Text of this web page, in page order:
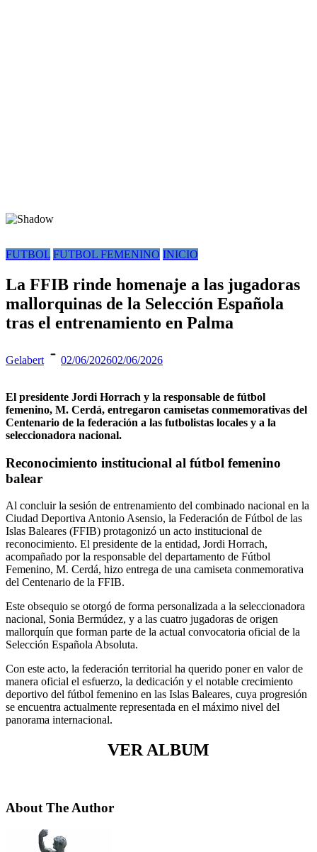
FUTBOL FUTBOL FEMENINO INICIO
La FFIB rinde homenaje a las jugadoras
mallorquinas de la Selección Española
tras el entrenamiento en Palma
Gelabert 02/06/202602/06/2026
El presidente Jordi Horrach y la responsable de fútbol
femenino, M. Cerdá, entregaron camisetas conmemorativas del
Centenario de la federación a las futbolistas locales y a la
seleccionadora nacional.
Reconocimiento institucional al fútbol femenino
balear
Al concluir la sesión de entrenamiento del combinado nacional en la
Ciudad Deportiva Antonio Asensio, la Federación de Fútbol de las
Islas Baleares (FFIB) protagonizó un acto institucional de
reconocimiento. El presidente de la entidad, Jordi Horrach,
acompañado por la responsable del departamento de Fútbol
Femenino, M. Cerdá, hizo entrega de una camiseta conmemorativa
del Centenario de la FFIB.
Este obsequio se otorgó de forma personalizada a la seleccionadora
nacional, Sonia Bermúdez, y a las cuatro jugadoras de origen
mallorquín que forman parte de la actual convocatoria oficial de la
Selección Española Absoluta.
Con este acto, la federación territorial ha querido poner en valor de
manera oficial el esfuerzo, la dedicación y el notable crecimiento
deportivo del fútbol femenino en las Islas Baleares, cuya progresión
se encuentra actualmente representada en el máximo nivel del
panorama internacional.
VER ALBUM
About The Author